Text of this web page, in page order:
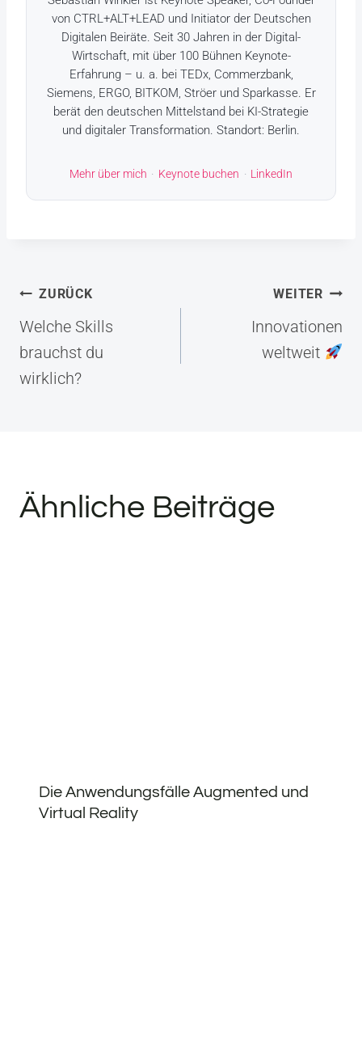
von CTRL+ALT+LEAD und Initiator der Deutschen
Digitalen Beiräte. Seit 30 Jahren in der Digital-
Wirtschaft, mit über 100 Bühnen Keynote-
Erfahrung – u. a. bei TEDx, Commerzbank,
Siemens, ERGO, BITKOM, Ströer und Sparkasse. Er
berät den deutschen Mittelstand bei KI-Strategie
und digitaler Transformation. Standort: Berlin.
Mehr über mich · Keynote buchen · LinkedIn
Beitragsnavigation
ZURÜCK
Welche Skills
brauchst du
wirklich?
WEITER
Innovationen
weltweit
Ähnliche Beiträge
Die Anwendungsfälle Augmented und
Virtual Reality